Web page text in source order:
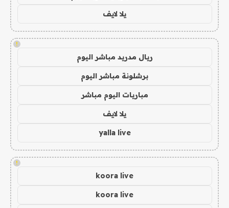
يلا لايف
!
ريال مدريد مباشر اليوم
برشلونة مباشر اليوم
مباريات اليوم مباشر
يلا لايف
yalla live
!
koora live
koora live